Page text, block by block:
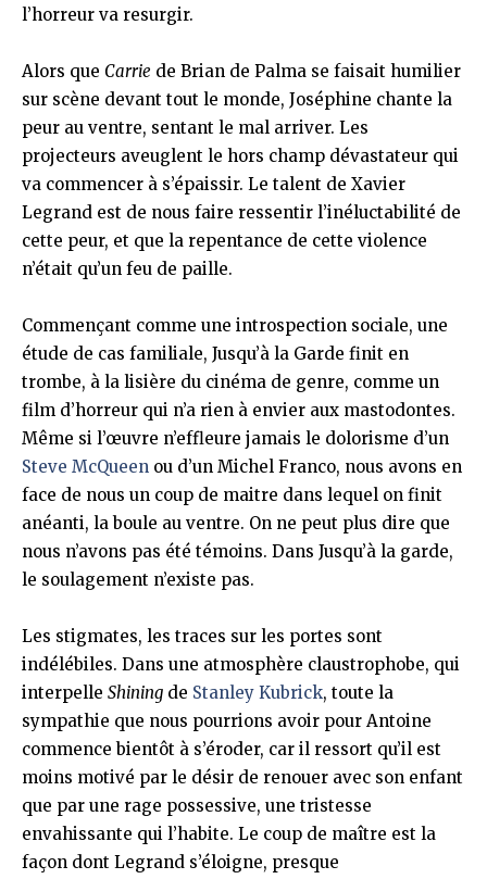
l’horreur va resurgir.
Alors que Carrie de Brian de Palma se faisait humilier
sur scène devant tout le monde, Joséphine chante la
peur au ventre, sentant le mal arriver. Les
projecteurs aveuglent le hors champ dévastateur qui
va commencer à s’épaissir. Le talent de Xavier
Legrand est de nous faire ressentir l’inéluctabilité de
cette peur, et que la repentance de cette violence
n’était qu’un feu de paille.
Commençant comme une introspection sociale, une
étude de cas familiale, Jusqu’à la Garde finit en
trombe, à la lisière du cinéma de genre, comme un
film d’horreur qui n’a rien à envier aux mastodontes.
Même si l’œuvre n’effleure jamais le dolorisme d’un
Steve McQueen ou d’un Michel Franco, nous avons en
face de nous un coup de maitre dans lequel on finit
anéanti, la boule au ventre. On ne peut plus dire que
nous n’avons pas été témoins. Dans Jusqu’à la garde,
le soulagement n’existe pas.
Les stigmates, les traces sur les portes sont
indélébiles. Dans une atmosphère claustrophobe, qui
interpelle Shining de Stanley Kubrick, toute la
sympathie que nous pourrions avoir pour Antoine
commence bientôt à s’éroder, car il ressort qu’il est
moins motivé par le désir de renouer avec son enfant
que par une rage possessive, une tristesse
envahissante qui l’habite. Le coup de maître est la
façon dont Legrand s’éloigne, presque